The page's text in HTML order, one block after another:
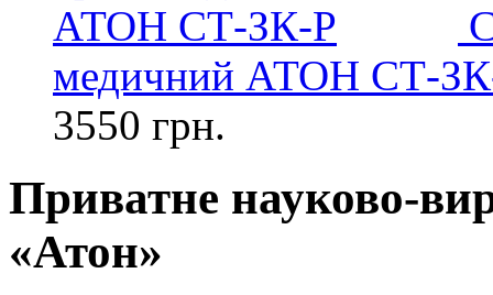
медичний АТОН СТ-
3550 грн.
Приватне науково-
«Атон»